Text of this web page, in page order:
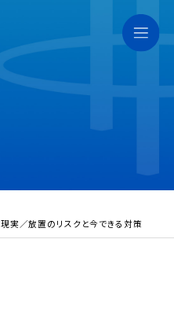
実／放置のリスクと今できる対策